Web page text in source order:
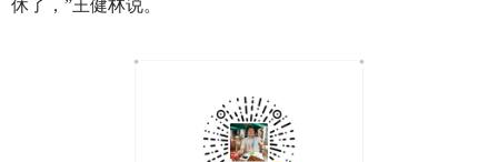
休了，”王健林说。